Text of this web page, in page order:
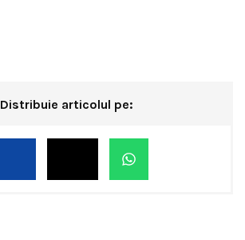
Distribuie articolul pe: